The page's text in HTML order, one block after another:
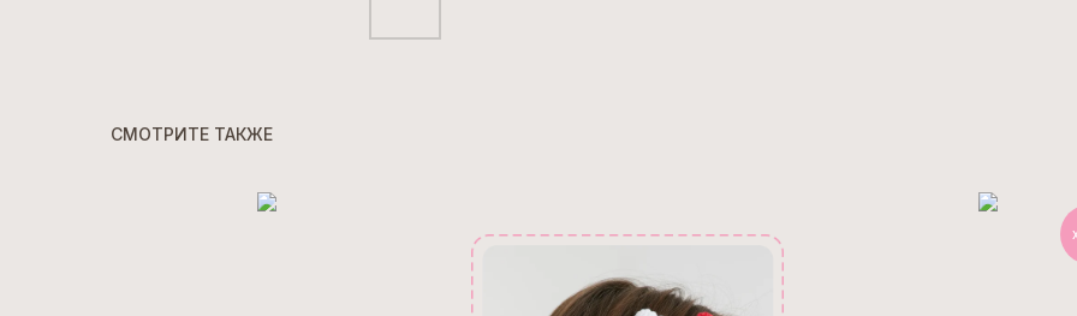
СМОТРИТЕ ТАКЖЕ